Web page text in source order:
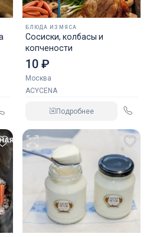
БЛЮДА ИЗ МЯСА
Сосиски, колбасы и
копчености
10 ₽
Москва
ACYCENA
Подробнее